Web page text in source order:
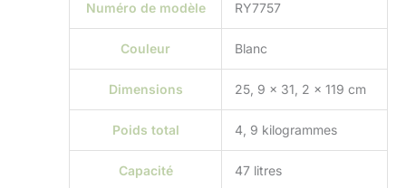
prolonge la durée
appareil pour un
REMPLISSAGE
PRATIQUE : le
amovible permet de
l'appareil TRES BIEN
Numéro de modèle RY7757
Couleur Blanc
Dimensions 25, 9 x 31, 2 x 119 cm
Poids total 4, 9 kilogrammes
Capacité 47 litres